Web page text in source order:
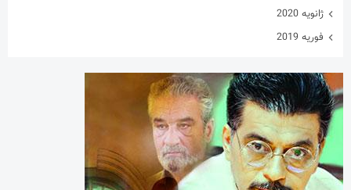
ژانویه 2020
فوریه 2019